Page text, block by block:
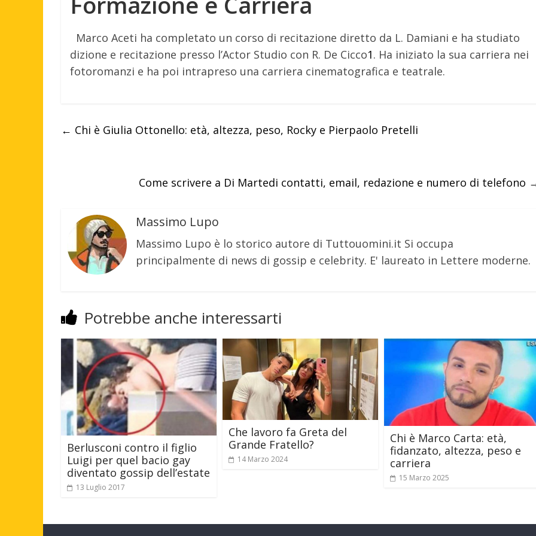
Marco Aceti ha completato un corso di recitazione diretto da L. Damiani e ha studiato
dizione e recitazione presso l’Actor Studio con R. De Cicco1. Ha iniziato la sua carriera nei
fotoromanzi e ha poi intrapreso una carriera cinematografica e teatrale.
← Chi è Giulia Ottonello: età, altezza, peso, Rocky e Pierpaolo Pretelli
Come scrivere a Di Martedi contatti, email, redazione e numero di telefono
Massimo Lupo
Massimo Lupo è lo storico autore di Tuttouomini.it Si occupa
principalmente di news di gossip e celebrity. E' laureato in Lettere moderne.
Potrebbe anche interessarti
Berlusconi contro il figlio
Luigi per quel bacio gay
diventato gossip dell’estate
13 Luglio 2017
Che lavoro fa Greta del
Grande Fratello?
14 Marzo 2024
Chi è Marco Carta: età,
fidanzato, altezza, peso e
carriera
15 Marzo 2025